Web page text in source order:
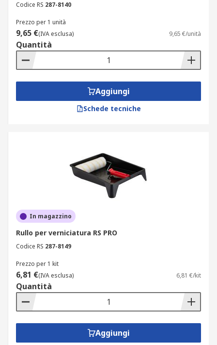
Codice RS 287-8140
Prezzo per 1 unità
9,65 €(IVA esclusa) 9,65 €/unità
Quantità
Aggiungi
Schede tecniche
In magazzino
Rullo per verniciatura RS PRO
Codice RS 287-8149
Prezzo per 1 kit
6,81 €(IVA esclusa) 6,81 €/kit
Quantità
Aggiungi